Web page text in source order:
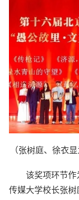
（张树庭、徐衣
该奖项环节作
传媒大学校长张